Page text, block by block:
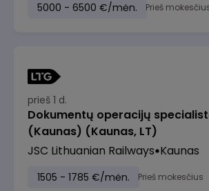
5000 - 6500 €/mėn. Prieš
prieš 1 d.
Dokumentų operacijų
(Kaunas) (Kaunas, LT)
JSC Lithuanian Railways Kaunas
1505 - 1785 €/mėn. Prieš mokesčius